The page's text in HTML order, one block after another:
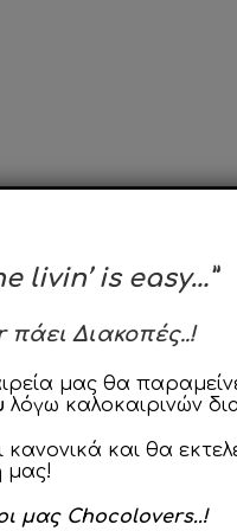
υφή τους, την
κακάο!
σας μια
λιώνει στο
livin’ is easy…”
πάει Διακοπές..!
μας θα
λόγω καλοκαιρινών
και θα
μας!
μας Chocolovers..!